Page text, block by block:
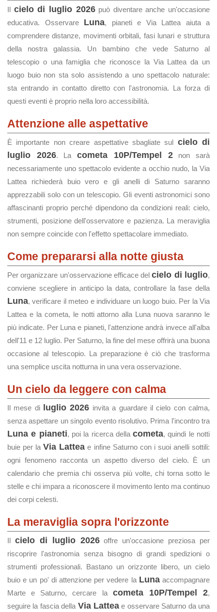
Il cielo di luglio 2026può diventare anche un'occasione
educativa. Osservare Luna, pianeti e Via Lattea aiuta a
comprendere distanze, movimenti orbitali, fasi lunari e struttura
della nostra galassia. Un bambino che vede Saturno al
telescopio o una famiglia che riconosce la Via Lattea da un
luogo buio non sta solo assistendo a uno spettacolo naturale:
sta entrando in contatto diretto con l'astronomia. La forza di
questi eventi è proprio nella loro accessibilità.
Attenzione alle aspettative
È importante non creare aspettative sbagliate sul cielo di
luglio 2026. Lacometa 10P/Tempel 2non sarà
necessariamente uno spettacolo evidente a occhio nudo, la Via
Lattea richiederà buio vero e gli anelli di Saturno saranno
apprezzabili solo con un telescopio. Gli eventi astronomici sono
affascinanti proprio perché dipendono da condizioni reali: cielo,
strumenti, posizione dell'osservatore e pazienza. La meraviglia
non sempre coincide con l'effetto spettacolare immediato.
Come prepararsi alla notte giusta
Per organizzare un'osservazione efficace delcielo di luglio,
conviene scegliere in anticipo la data, controllare la fase della
Luna, verificare il meteo e individuare un luogo buio. Per la Via
Lattea e la cometa, le notti attorno alla Luna nuova saranno le
più indicate. Per Luna e pianeti, l'attenzione andrà invece all'alba
dell'11 e 12 luglio. Per Saturno, la fine del mese offrirà una buona
occasione al telescopio. La preparazione è ciò che trasforma
una semplice uscita notturna in una vera osservazione.
Un cielo da leggere con calma
Il mese di luglio 2026 invita a guardare il cielo con calma,
senza aspettare un singolo evento risolutivo. Prima l'incontro tra
Luna e pianeti, poi la ricerca dellacometa, quindi le notti
buie per laVia Lattea e infine Saturno con i suoi anelli sottili:
ogni fenomeno racconta un aspetto diverso del cielo. È un
calendario che premia chi osserva più volte, chi torna sotto le
stelle e chi impara a riconoscere il movimento lento ma continuo
dei corpi celesti.
La meraviglia sopra l'orizzonte
Il cielo di luglio 2026offre un'occasione preziosa per
riscoprire l'astronomia senza bisogno di grandi spedizioni o
strumenti professionali. Bastano un orizzonte libero, un cielo
buio e un po' di attenzione per vedere la Lunaaccompagnare
Marte e Saturno, cercare la cometa 10P/Tempel 2,
seguire la fascia della Via Lattea e osservare Saturno da una